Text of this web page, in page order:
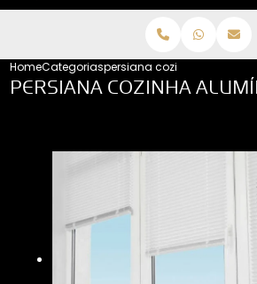
HomeCategoriaspersiana cozinha aluminio
PERSIANA COZINHA